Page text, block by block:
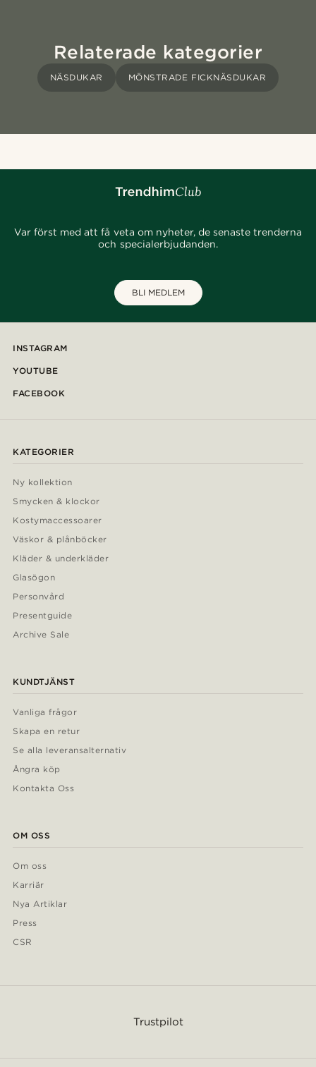
Relaterade kategorier
NÄSDUKAR MÖNSTRADE FICKNÄSDUKAR
Var först med att få veta om nyheter, de senaste trenderna
och specialerbjudanden.
BLI MEDLEM
INSTAGRAM
YOUTUBE
FACEBOOK
KATEGORIER
Ny kollektion
Smycken & klockor
Kostymaccessoarer
Väskor & plånböcker
Kläder & underkläder
Glasögon
Personvård
Presentguide
Archive Sale
KUNDTJÄNST
Vanliga frågor
Skapa en retur
Se alla leveransalternativ
Ångra köp
Kontakta Oss
OM OSS
Om oss
Karriär
Nya Artiklar
Press
CSR
Trustpilot